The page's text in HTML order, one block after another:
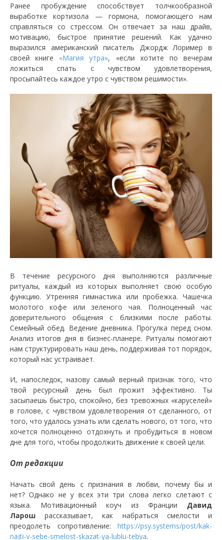
Ранее пробуждение способствует толчкообразной
выработке кортизола — гормона, помогающего нам
справляться со стрессом. Он отвечает за наш драйв,
мотивацию, быстрое принятие решений. Как удачно
выразился американский писатель Джордж Лоример в
своей книге «Магия утра», «если хотите по вечерам
ложиться спать с чувством удовлетворения,
просыпайтесь каждое утро с чувством решимости».
В течение ресурсного дня выполняются различные
ритуалы, каждый из которых выполняет свою особую
функцию. Утренняя гимнастика или пробежка. Чашечка
молотого кофе или зеленого чая. Полноценный час
доверительного общения с близкими после работы.
Семейный обед. Ведение дневника. Прогулка перед сном.
Анализ итогов дня в бизнес-планере. Ритуалы помогают
нам структурировать наш день, поддерживая тот порядок,
который нас устраивает.
И, напоследок, назову самый верный признак того, что
твой ресурсный день был прожит эффективно. Ты
засыпаешь быстро, спокойно, без тревожных «каруселей»
в голове, с чувством удовлетворения от сделанного, от
того, что удалось узнать или сделать нового, от того, что
хочется полноценно отдохнуть и пробудиться в новом
дне для того, чтобы продолжить движение к своей цели.
От редакции
Начать свой день с признания в любви, почему бы и
нет? Однако не у всех эти три слова легко слетают с
языка. Мотивационный коуч из Франции Давид
Ларош рассказывает, как набраться смелости и
преодолеть сопротивление: https://psy.systems/post/kak-
najti-v-sebe-smelost-skazat-ya-lublu-tebya.